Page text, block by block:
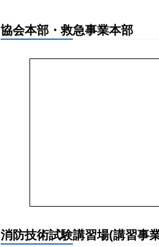
協会本部・救急事業本部
消防技術試験講習場(講習事